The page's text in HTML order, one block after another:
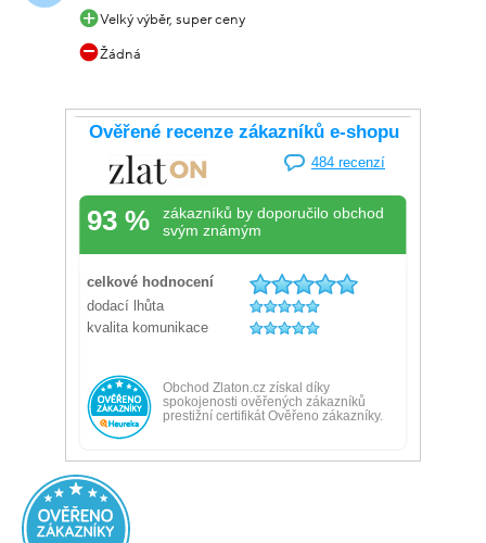
Velký výběr, super ceny
Žádná